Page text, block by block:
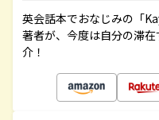
英会話本でおなじみの「
著者が、今度は自分の滞
介！